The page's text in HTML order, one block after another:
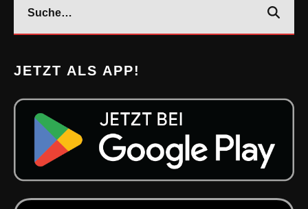
JETZT ALS APP!